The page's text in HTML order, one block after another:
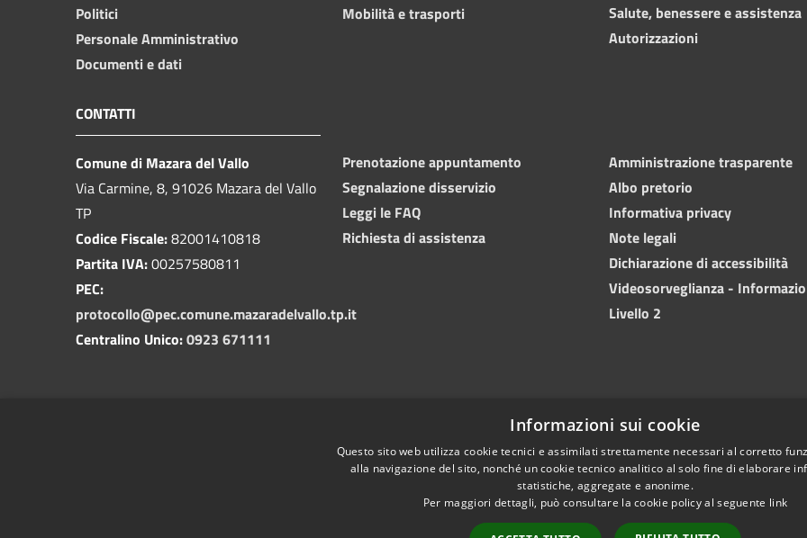
Politici
Personale Amministrativo
Documenti e dati
Mobilità e trasporti
Salute, benessere e assistenza
Autorizzazioni
CONTATTI
Comune di Mazara del Vallo
Via Carmine, 8, 91026 Mazara del Vallo
TP
Codice Fiscale:82001410818
Partita IVA:00257580811
PEC:
protocollo@pec.comune.mazaradelvallo.tp.it
Centralino Unico:0923 671111
Prenotazione appuntamento
Segnalazione disservizio
Leggi le FAQ
Richiesta di assistenza
Amministrazione trasparente
Albo pretorio
Informativa privacy
Note legali
Dichiarazione di accessibilità
Videosorveglianza -
Livello 2
Informazioni sui cookie
Questo sito web utilizza cookie tecnici e assimilati strettamente necessari al corretto
alla navigazione del sito, nonché un cookie tecnico analitico al solo fine di elaborare
statistiche, aggregate e anonime.
Per maggiori dettagli, può consultare la cookie policy al seguente link